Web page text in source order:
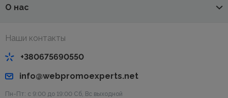
О нас
Наши контакты
+380675690550
info@webpromoexperts.net
Пн-Пт: с 9:00 до 19:00 Cб, Вс выходной